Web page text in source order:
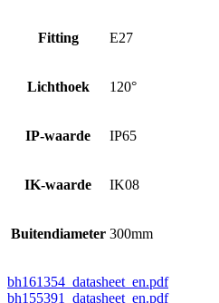
Fitting E27
Lichthoek 120°
IP-waarde IP65
IK-waarde IK08
Buitendiameter 300mm
bh161354_datasheet_en.pdf
bh155391_datasheet_en.pdf